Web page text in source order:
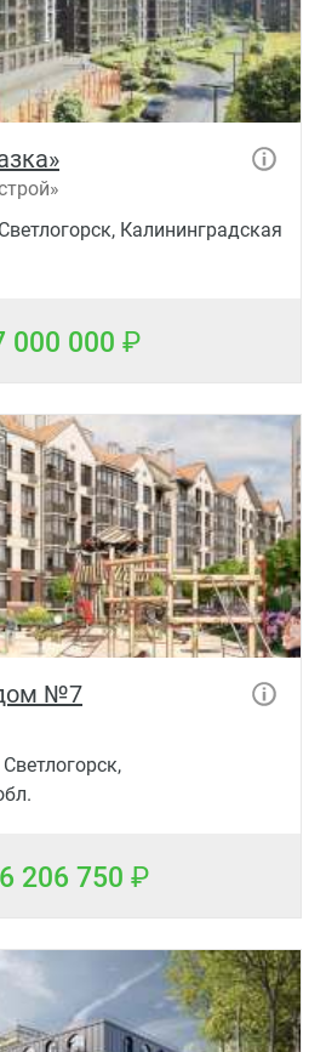
Калининградская
000 000
№7
206 750